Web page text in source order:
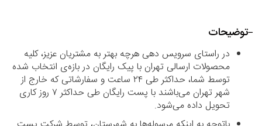
توضیحات
در راستای سرویس دهی هرچه بهتر به مشتریان عزیز، کلیه
محصولات ارسالی تهران با پیک رایگان در بازه‌ی انتخاب شده
توسط شما، حداکثر طی ۲۴ ساعت و سفارشاتی که خارج از
شهر تهران می‌باشند با پست رایگان طی حداکثر ۷ روز کاری
تحویل داده می‌شود.